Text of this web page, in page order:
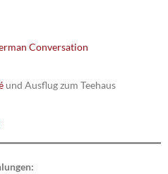
Conversation
und Ausflug zum Teehaus